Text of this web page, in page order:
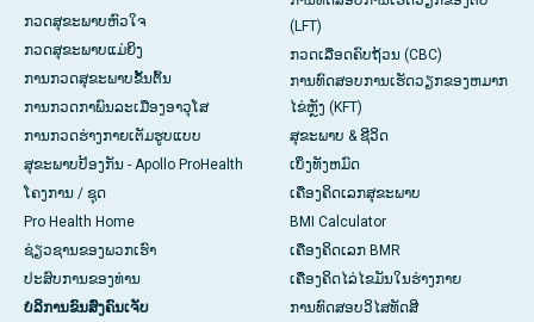
ກວດສຸຂະພາບຫົວໃຈ
ກວດສຸຂະພາບແມ່ຍິງ
ການກວດສຸຂະພາບຂັ້ນຕົ້ນ
ການກວດກາພົນລະເມືອງອາວຸໂສ
ການກວດຮ່າງກາຍເຕັມຮູບແບບ
ສຸຂະພາບປ້ອງກັນ - Apollo ProHealth
ໂຄງການ / ຊຸດ
Pro Health Home
ຊ່ຽວຊານຂອງພວກເຮົາ
ປະສົບການຂອງທ່ານ
ບໍລິການຂົນສົ່ງຄົນເຈັບ
(LFT)
ກວດເລືອດຄົບຖ້ວນ (CBC)
ການທົດສອບການເຮັດວຽກຂອງຫມາກ
ໄຂ່ຫຼັງ (KFT)
ສຸຂະພາບ & ຊີວິດ
ເບິ່ງທັງຫມົດ
ເຄື່ອງຄິດເລກສຸຂະພາບ
BMI Calculator
ເຄື່ອງຄິດເລກ BMR
ເຄື່ອງຄິດໄລ່ໄຂມັນໃນຮ່າງກາຍ
ການທົດສອບວິໄສທັດສີ